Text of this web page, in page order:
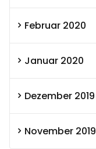
Februar 2020
Januar 2020
Dezember 2019
November 2019